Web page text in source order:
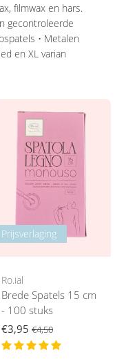
filmwax en hars.
gecontroleerde
• Metalen
en XL varian
Prijsverlaging
Ro.ial
Brede Spatels 15 cm
- 100 stuks
€3,95 €4,50